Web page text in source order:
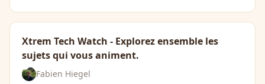
Xtrem Tech Watch - Explorez ensemble les
sujets qui vous animent.
Fabien Hiegel